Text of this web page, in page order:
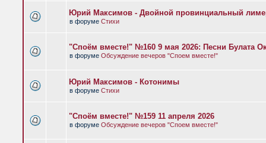
Юрий Максимов - Двойной провинциальный
в форуме Стихи
"Споём вместе!" №160 9 мая 2026: Песни Булата
в форуме Обсуждение вечеров "Споем вместе!"
Юрий Максимов - Котонимы
в форуме Стихи
"Споём вместе!" №159 11 апреля 2026
в форуме Обсуждение вечеров "Споем вместе!"